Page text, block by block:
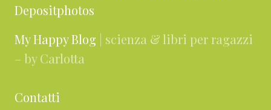
Depositphotos
My Happy Blog | scienza & libri per ragazzi
– by Carlotta
Contatti